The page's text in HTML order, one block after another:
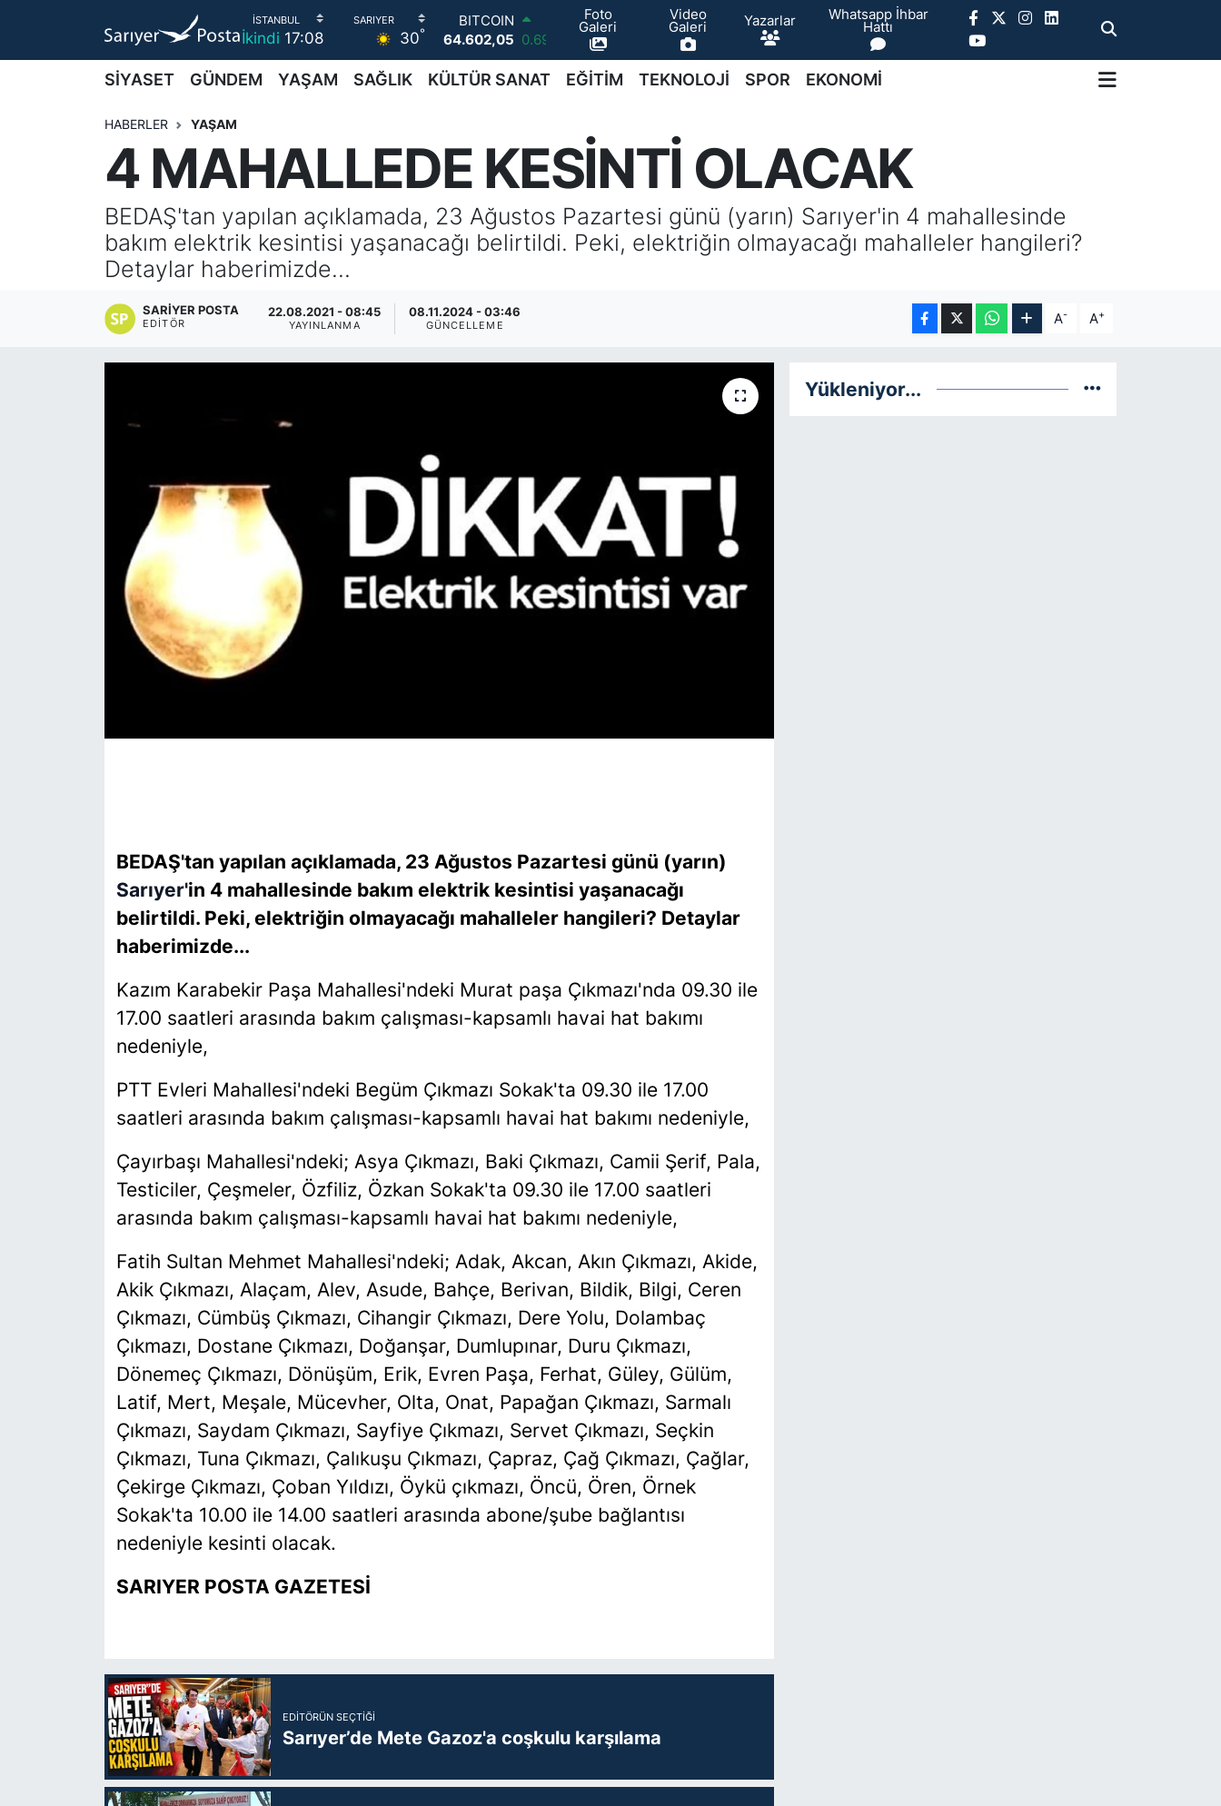
İkindi 17:08 30°
BITCOIN
64.602,05 0.69
47,5986 0.06
64,2438 0.21
GRAM ALTIN
6513.94
0.32
BİST100
13.768 48
Foto
Galeri
Video
Galeri Yazarlar Whatsapp İhbar
Hattı
SİYASET GÜNDEM YAŞAM SAĞLIK KÜLTÜR SANAT EĞİTİM TEKNOLOJİ SPOR EKONOMİ
HABERLER YAŞAM
4 MAHALLEDE KESİNTİ OLACAK
BEDAŞ'tan yapılan açıklamada, 23 Ağustos Pazartesi günü (yarın) Sarıyer'in 4 mahallesinde
bakım elektrik kesintisi yaşanacağı belirtildi. Peki, elektriğin olmayacağı mahalleler hangileri?
Detaylar haberimizde...
SARIYER POSTA
EDITÖR
22.08.2021 - 08:45
YAYINLANMA
08.11.2024 - 03:46
GÜNCELLEME A- A+
BEDAŞ'tan yapılan açıklamada, 23 Ağustos Pazartesi günü (yarın)
Sarıyer'in 4 mahallesinde bakım elektrik kesintisi yaşanacağı
belirtildi. Peki, elektriğin olmayacağı mahalleler hangileri? Detaylar
haberimizde...
Kazım Karabekir Paşa Mahallesi'ndeki Murat paşa Çıkmazı'nda 09.30 ile
17.00 saatleri arasında bakım çalışması-kapsamlı havai hat bakımı
nedeniyle,
PTT Evleri Mahallesi'ndeki Begüm Çıkmazı Sokak'ta 09.30 ile 17.00
saatleri arasında bakım çalışması-kapsamlı havai hat bakımı nedeniyle,
Çayırbaşı Mahallesi'ndeki; Asya Çıkmazı, Baki Çıkmazı, Camii Şerif, Pala,
Testiciler, Çeşmeler, Özfiliz, Özkan Sokak'ta 09.30 ile 17.00 saatleri
arasında bakım çalışması-kapsamlı havai hat bakımı nedeniyle,
Fatih Sultan Mehmet Mahallesi'ndeki; Adak, Akcan, Akın Çıkmazı, Akide,
Akik Çıkmazı, Alaçam, Alev, Asude, Bahçe, Berivan, Bildik, Bilgi, Ceren
Çıkmazı, Cümbüş Çıkmazı, Cihangir Çıkmazı, Dere Yolu, Dolambaç
Çıkmazı, Dostane Çıkmazı, Doğanşar, Dumlupınar, Duru Çıkmazı,
Dönemeç Çıkmazı, Dönüşüm, Erik, Evren Paşa, Ferhat, Güley, Gülüm,
Latif, Mert, Meşale, Mücevher, Olta, Onat, Papağan Çıkmazı, Sarmalı
Çıkmazı, Saydam Çıkmazı, Sayfiye Çıkmazı, Servet Çıkmazı, Seçkin
Çıkmazı, Tuna Çıkmazı, Çalıkuşu Çıkmazı, Çapraz, Çağ Çıkmazı, Çağlar,
Çekirge Çıkmazı, Çoban Yıldızı, Öykü çıkmazı, Öncü, Ören, Örnek
Sokak'ta 10.00 ile 14.00 saatleri arasında abone/şube bağlantısı
nedeniyle kesinti olacak.
SARIYER POSTA GAZETESİ
EDITÖRÜN SEÇTIĞI
Sarıyer’de Mete Gazoz'a coşkulu karşılama
Yükleniyor...
AKTUEL
ALT MANŞETLER
EKONOMİ
EMLAK
FOTO GALERİ
KÖŞE YAZILARI (Arşiv)
KÜLTÜR SANAT
MAGAZİN
RÖPORTAJ
SİYASET
SON DAKİKA HABERİ
TEKNOLOJİ
TÜRKİYE VE DÜNYA GÜNDEMİ
VİDEO GALERİ
İstanbul Nöbetçi Eczaneler
İstanbul Hava Durumu
İstanbul Namaz Vakitleri
İstanbul Trafik Yoğunluk Haritası
Süper Lig Puan Durumu ve Fikstür
Tüm Manşetler